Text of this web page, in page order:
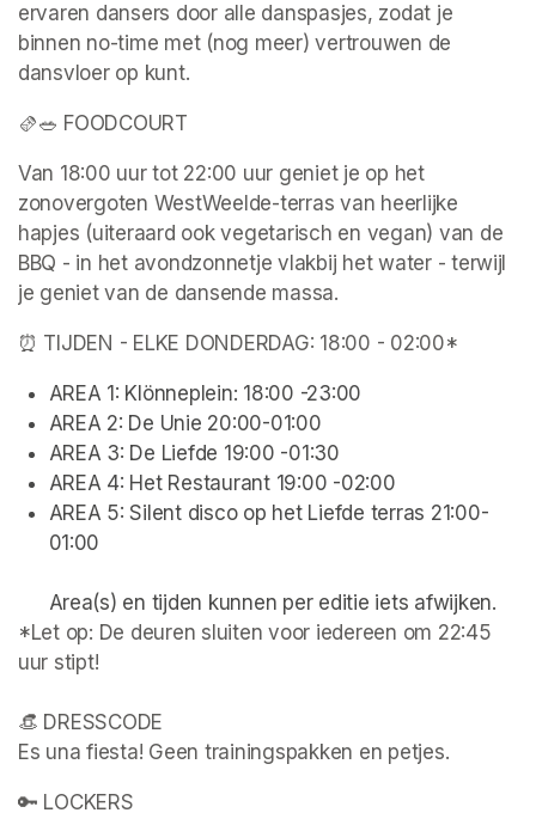
ervaren dansers door alle danspasjes, zodat je
binnen no-time met (nog meer) vertrouwen de
dansvloer op kunt.
🫔🥗 FOODCOURT
Van 18:00 uur tot 22:00 uur geniet je op het
zonovergoten WestWeelde-terras van heerlijke
hapjes (uiteraard ook vegetarisch en vegan) van de
BBQ - in het avondzonnetje vlakbij het water - terwijl
je geniet van de dansende massa.
⏰ TIJDEN - ELKE DONDERDAG: 18:00 - 02:00*
AREA 1: Klönneplein: 18:00 -23:00
AREA 2: De Unie 20:00-01:00
AREA 3: De Liefde 19:00 -01:30
AREA 4: Het Restaurant 19:00 -02:00
AREA 5: Silent disco op het Liefde terras 21:00-
01:00
*Let op: De deuren sluiten voor iedereen om 22:45
uur stipt!
👒 DRESSCODE
Es una fiesta! Geen trainingspakken en petjes.
🔑 LOCKERS